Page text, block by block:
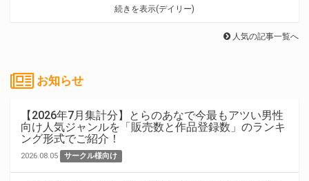
続きを表示(デイリー)
人気の記事一覧へ
お知らせ
【2026年7月集計分】とらのあなで今最もアツい男性
向け人気ジャンルを「販売数と作品登録数」のランキ
ング形式でご紹介！
2026.08.05 サークル様向け